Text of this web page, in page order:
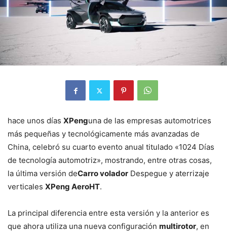
hace unos días XPenguna de las empresas automotrices
más pequeñas y tecnológicamente más avanzadas de
China, celebró su cuarto evento anual titulado «1024 Días
de tecnología automotriz», mostrando, entre otras cosas,
la última versión deCarro volador Despegue y aterrizaje
verticales XPeng AeroHT.
La principal diferencia entre esta versión y la anterior es
que ahora utiliza una nueva configuración multirotor, en